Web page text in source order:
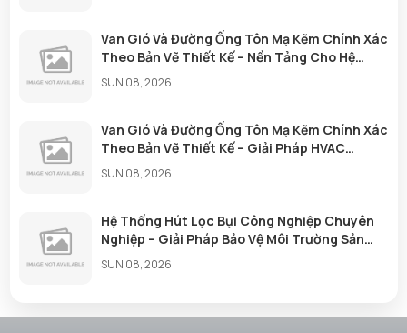
Van Gió Và Đường Ống Tôn Mạ Kẽm Chính Xác
Theo Bản Vẽ Thiết Kế – Nền Tảng Cho Hệ
Thống Thông Gió Hiệu Quả
SUN 08, 2026
Van Gió Và Đường Ống Tôn Mạ Kẽm Chính Xác
Theo Bản Vẽ Thiết Kế – Giải Pháp HVAC
Chuyên Nghiệp
SUN 08, 2026
Hệ Thống Hút Lọc Bụi Công Nghiệp Chuyên
Nghiệp – Giải Pháp Bảo Vệ Môi Trường Sản
Xuất Hiệu Quả
SUN 08, 2026